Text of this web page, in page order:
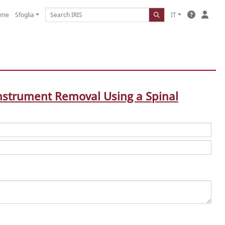
Sfoglia IT
Removal Using a Spinal